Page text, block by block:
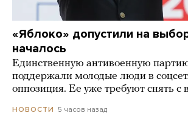
«Яблоко» допустили на
началось
Единственную антивоенную
поддержали молодые люди в
оппозиция. Ее уже требуют снять с
НОВОСТИ 5 часов назад